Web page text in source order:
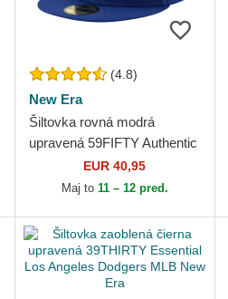
(4.8)
New Era
Šiltovka rovná modrá
upravená 59FIFTY Authentic
On Field Game Los Angeles
Dodgers MLB New Era
EUR 40,95
Maj to 11 – 12 pred.